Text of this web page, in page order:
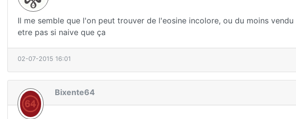
Il me semble que l'on peut trouver de l'eosine incolore, ou du moins
etre pas si naive que ça
02-07-2015 16:01
Bixente64